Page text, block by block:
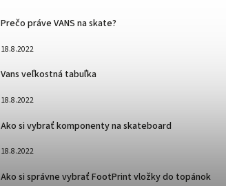
Prečo práve VANS na skate?
18.8.2022
Vans veľkostná tabuľka
18.8.2022
Ako si vybrať komponenty na skateboard
18.8.2022
Ako si správne vybrať FootPrint vložky do topánok